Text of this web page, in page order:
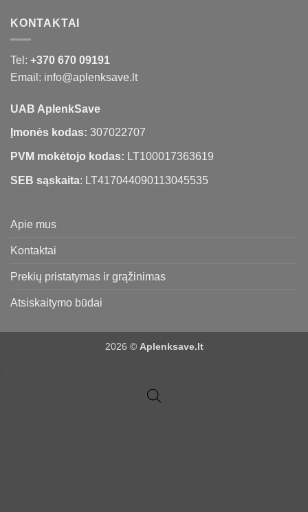
KONTAKTAI
Tel: +370 670 09191
Email: info@aplenksave.lt
UAB AplenkSave
Įmonės kodas: 307022707
PVM mokėtojo kodas: LT100017363619
SEB sąskaita: LT417044090113045535
Apie mus
Kontaktai
Prekių pristatymas ir grąžinimas
Atsiskaitymo būdai
2026 © Aplenksave.lt